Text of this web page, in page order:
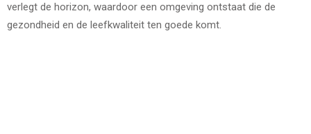
verlegt de horizon, waardoor een omgeving ontstaat die de
gezondheid en de leefkwaliteit ten goede komt.